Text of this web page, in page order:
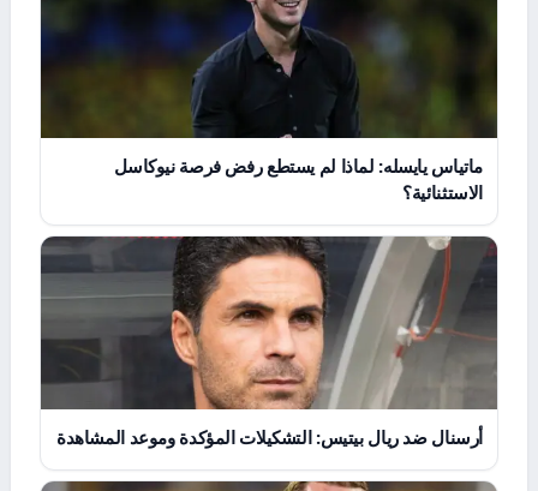
ماتياس يايسله: لماذا لم يستطع رفض فرصة نيوكاسل
الاستثنائية؟
أرسنال ضد ريال بيتيس: التشكيلات المؤكدة وموعد المشاهدة